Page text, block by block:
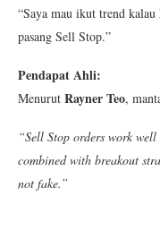
“Saya mau ikut trend kalau
pasang Sell Stop.”
Pendapat Ahli:
Menurut Rayner Teo,
“Sell Stop orders work
combined with breakout
not fake.”